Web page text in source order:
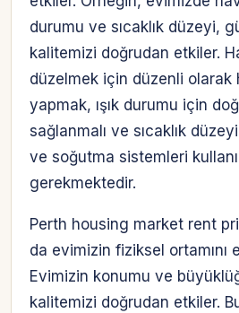
durumu ve sıcaklık düzeyi,
kalitemizi doğrudan etkiler.
düzelmek için düzenli olarak
yapmak, ışık durumu için
sağlanmalı ve sıcaklık
ve soğutma sistemleri
gerekmektedir.
Perth housing market rent
da evimizin fiziksel ortamını
Evimizin konumu ve
kalitemizi doğrudan etkiler.